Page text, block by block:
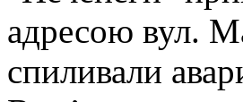
адресою вул.
спиливали